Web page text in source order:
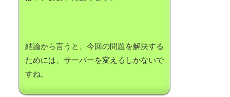
結論から言うと、今回の問題を解決する
ためには、サーバーを変えるしかないで
すね。